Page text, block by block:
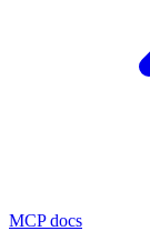
MCP docs